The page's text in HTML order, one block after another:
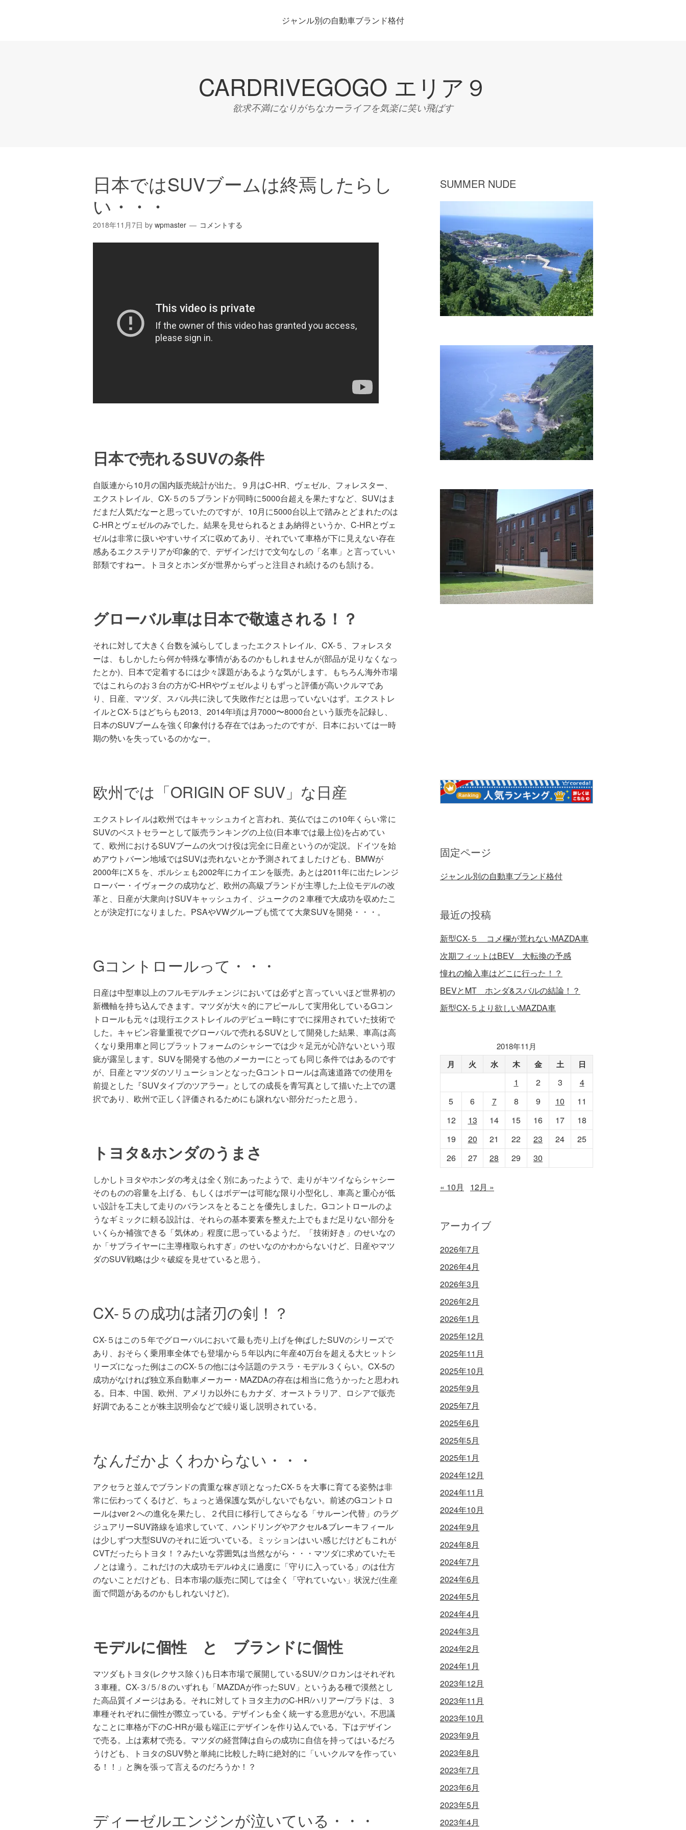
ジャンル別の自動車ブランド格付
CARDRIVEGOGO エリア９
欲求不満になりがちなカーライフを気楽に笑い飛ばす
日本ではSUVブームは終焉したらし
い・・・
2018年11月7日 by wpmaster コメントする
日本で売れるSUVの条件
自販連から10月の国内販売統計が出た。９月はC-HR、ヴェゼル、フォレスター、
エクストレイル、CX-５の５ブランドが同時に5000台超えを果たすなど、SUVはま
だまだ人気だなーと思っていたのですが、10月に5000台以上で踏みとどまれたのは
C-HRとヴェゼルのみでした。結果を見せられるとまあ納得というか、C-HRとヴェ
ゼルは非常に扱いやすいサイズに収めてあり、それでいて車格が下に見えない存在
感あるエクステリアが印象的で、デザインだけで文句なしの「名車」と言っていい
部類ですねー。トヨタとホンダが世界からずっと注目され続けるのも頷ける。
グローバル車は日本で敬遠される！？
それに対して大きく台数を減らしてしまったエクストレイル、CX-５、フォレスタ
ーは、もしかしたら何か特殊な事情があるのかもしれませんが(部品が足りなくなっ
たとか)、日本で定着するには少々課題があるような気がします。もちろん海外市場
ではこれらのお３台の方がC-HRやヴェゼルよりもずっと評価が高いクルマであ
り、日産、マツダ、スバル共に決して失敗作だとは思っていないはず。エクストレ
イルとCX-５はどちらも2013、2014年頃は月7000〜8000台という販売を記録し、
日本のSUVブームを強く印象付ける存在ではあったのですが、日本においては一時
期の勢いを失っているのかなー。
欧州では「ORIGIN OF SUV」な日産
エクストレイルは欧州ではキャッシュカイと言われ、英仏ではこの10年くらい常に
SUVのベストセラーとして販売ランキングの上位(日本車では最上位)を占めてい
て、欧州におけるSUVブームの火つけ役は完全に日産というのが定説。ドイツを始
めアウトバーン地域ではSUVは売れないとか予測されてましたけども、BMWが
2000年にX５を、ポルシェも2002年にカイエンを販売。あとは2011年に出たレンジ
ローバー・イヴォークの成功など、欧州の高級ブランドが主導した上位モデルの改
革と、日産が大衆向けSUVキャッシュカイ、ジュークの２車種で大成功を収めたこ
とが決定打になりました。PSAやVWグループも慌てて大衆SUVを開発・・・。
Gコントロールって・・・
日産は中型車以上のフルモデルチェンジにおいては必ずと言っていいほど世界初の
新機軸を持ち込んできます。マツダが大々的にアピールして実用化しているGコン
トロールも元々は現行エクストレイルのデビュー時にすでに採用されていた技術で
した。キャビン容量重視でグローバルで売れるSUVとして開発した結果、車高は高
くなり乗用車と同じプラットフォームのシャシーでは少々足元が心許ないという瑕
疵が露呈します。SUVを開発する他のメーカーにとっても同じ条件ではあるのです
が、日産とマツダのソリューションとなったGコントロールは高速道路での使用を
前提とした『SUVタイプのツアラー』としての成長を青写真として描いた上での選
択であり、欧州で正しく評価されるためにも譲れない部分だったと思う。
トヨタ&ホンダのうまさ
しかしトヨタやホンダの考えは全く別にあったようで、走りがキツイならシャシー
そのものの容量を上げる、もしくはボデーは可能な限り小型化し、車高と重心が低
い設計を工夫して走りのバランスをとることを優先しました。Gコントロールのよ
うなギミックに頼る設計は、それらの基本要素を整えた上でもまだ足りない部分を
いくらか補強できる「気休め」程度に思っているようだ。「技術好き」のせいなの
か「サプライヤーに主導権取られすぎ」のせいなのかわからないけど、日産やマツ
ダのSUV戦略は少々破綻を見せていると思う。
CX-５の成功は諸刃の剣！？
CX-５はこの５年でグローバルにおいて最も売り上げを伸ばしたSUVのシリーズで
あり、おそらく乗用車全体でも登場から５年以内に年産40万台を超える大ヒットシ
リーズになった例はこのCX-５の他には今話題のテスラ・モデル３くらい。CX-5の
成功がなければ独立系自動車メーカー・MAZDAの存在は相当に危うかったと思われ
る。日本、中国、欧州、アメリカ以外にもカナダ、オーストラリア、ロシアで販売
好調であることが株主説明会などで繰り返し説明されている。
なんだかよくわからない・・・
アクセラと並んでブランドの貴重な稼ぎ頭となったCX-５を大事に育てる姿勢は非
常に伝わってくるけど、ちょっと過保護な気がしないでもない。前述のGコントロ
ールはver２への進化を果たし、２代目に移行してさらなる「サルーン代替」のラグ
ジュアリーSUV路線を追求していて、ハンドリングやアクセル&ブレーキフィール
は少しずつ大型SUVのそれに近づいている。ミッションはいい感じだけどもこれが
CVTだったらトヨタ！？みたいな雰囲気は当然ながら・・・マツダに求めていたモ
ノとは違う。これだけの大成功モデルゆえに過度に「守りに入っている」のは仕方
のないことだけども、日本市場の販売に関しては全く「守れていない」状況だ(生産
面で問題があるのかもしれないけど)。
モデルに個性 と ブランドに個性
マツダもトヨタ(レクサス除く)も日本市場で展開しているSUV/クロカンはそれぞれ
３車種。CX-３/５/８のいずれも「MAZDAが作ったSUV」というある種で漠然とし
た高品質イメージはある。それに対してトヨタ主力のC-HR/ハリアー/プラドは、３
車種それぞれに個性が際立っている。デザインも全く統一する意思がない。不思議
なことに車格が下のC-HRが最も端正にデザインを作り込んでいる。下はデザイン
で売る。上は素材で売る。マツダの経営陣は自らの成功に自信を持ってはいるだろ
うけども、トヨタのSUV勢と単純に比較した時に絶対的に「いいクルマを作ってい
る！！」と胸を張って言えるのだろうか！？
ディーゼルエンジンが泣いている・・・
SUMMER NUDE
固定ページ
ジャンル別の自動車ブランド格付
最近の投稿
新型CX-５ コメ欄が荒れないMAZDA車
次期フィットはBEV 大転換の予感
憧れの輸入車はどこに行った！？
BEVとMT ホンダ&スバルの結論！？
新型CX-５より欲しいMAZDA車
2018年11月
月 火 水 木 金 土 日
1 2 3
4
5
6 7 8 9 10
11
12
13 14 15 16 17
18
19
20 21 22 23 24
25
26
27 28 29 30
« 10月 12月 »
アーカイブ
2026年7月
2026年4月
2026年3月
2026年2月
2026年1月
2025年12月
2025年11月
2025年10月
2025年9月
2025年7月
2025年6月
2025年5月
2025年1月
2024年12月
2024年11月
2024年10月
2024年9月
2024年8月
2024年7月
2024年6月
2024年5月
2024年4月
2024年3月
2024年2月
2024年1月
2023年12月
2023年11月
2023年10月
2023年9月
2023年8月
2023年7月
2023年6月
2023年5月
2023年4月